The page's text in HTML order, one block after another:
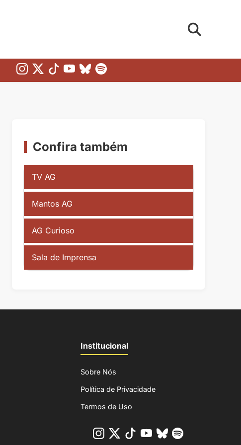
Confira também
TV AG
Mantos AG
AG Curioso
Sala de Imprensa
Institucional
Sobre Nós
Política de Privacidade
Termos de Uso